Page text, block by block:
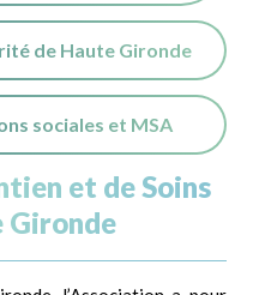
de Haute Gironde
sociales et MSA
et de Soins
Gironde